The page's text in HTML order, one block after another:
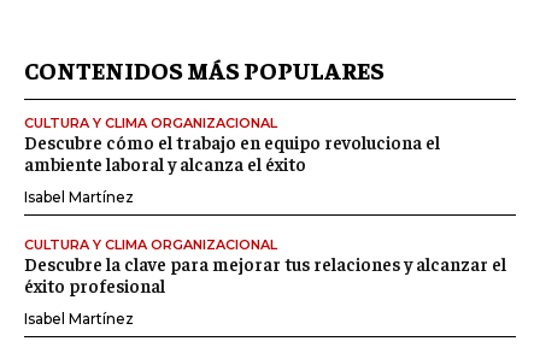
CONTENIDOS MÁS POPULARES
CULTURA Y CLIMA ORGANIZACIONAL
Descubre cómo el trabajo en equipo revoluciona el
ambiente laboral y alcanza el éxito
Isabel Martínez
CULTURA Y CLIMA ORGANIZACIONAL
Descubre la clave para mejorar tus relaciones y alcanzar el
éxito profesional
Isabel Martínez